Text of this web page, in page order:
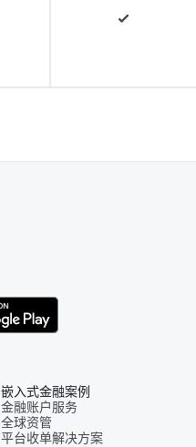
嵌入式金融案例
金融账户服务
全球资管
平台收单解决方案